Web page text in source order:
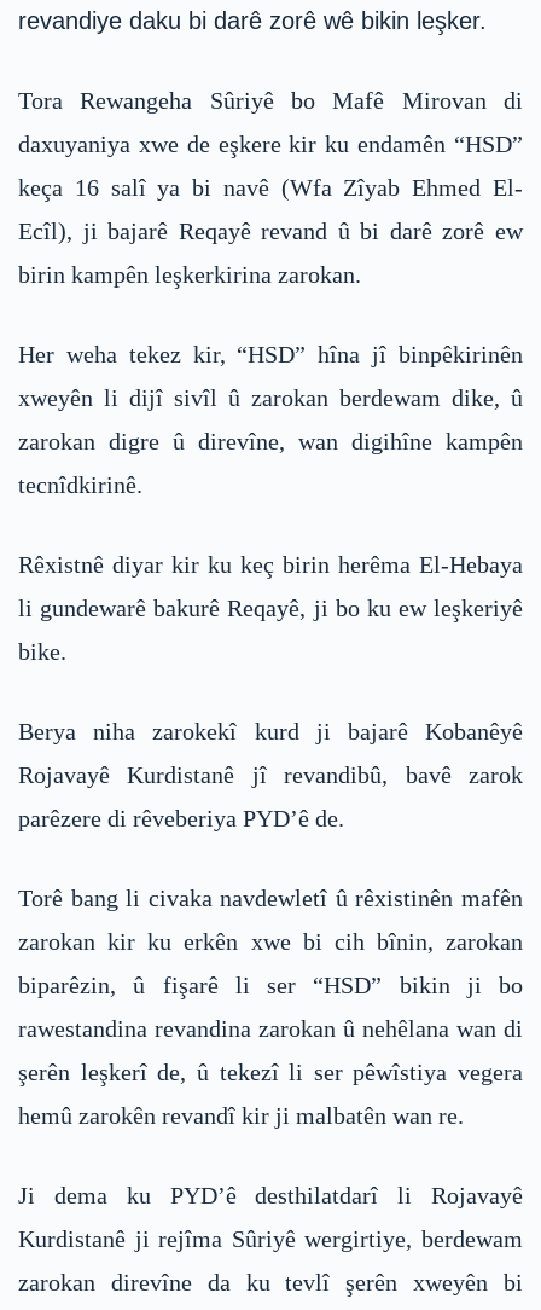
revandiye daku bi darê zorê wê bikin leşker.
Tora Rewangeha Sûriyê bo Mafê Mirovan di
daxuyaniya xwe de eşkere kir ku endamên “HSD”
keça 16 salî ya bi navê (Wfa Zîyab Ehmed El-
Ecîl), ji bajarê Reqayê revand û bi darê zorê ew
birin kampên leşkerkirina zarokan.
Her weha tekez kir, “HSD” hîna jî binpêkirinên
xweyên li dijî sivîl û zarokan berdewam dike, û
zarokan digre û direvîne, wan digihîne kampên
tecnîdkirinê.
Rêxistnê diyar kir ku keç birin herêma El-Hebaya
li gundewarê bakurê Reqayê, ji bo ku ew leşkeriyê
bike.
Berya niha zarokekî kurd ji bajarê Kobanêyê
Rojavayê Kurdistanê jî revandibû, bavê zarok
parêzere di rêveberiya PYD’ê de.
Torê bang li civaka navdewletî û rêxistinên mafên
zarokan kir ku erkên xwe bi cih bînin, zarokan
biparêzin, û fişarê li ser “HSD” bikin ji bo
rawestandina revandina zarokan û nehêlana wan di
şerên leşkerî de, û tekezî li ser pêwîstiya vegera
hemû zarokên revandî kir ji malbatên wan re.
Ji dema ku PYD’ê desthilatdarî li Rojavayê
Kurdistanê ji rejîma Sûriyê wergirtiye, berdewam
zarokan direvîne da ku tevlî şerên xweyên bi